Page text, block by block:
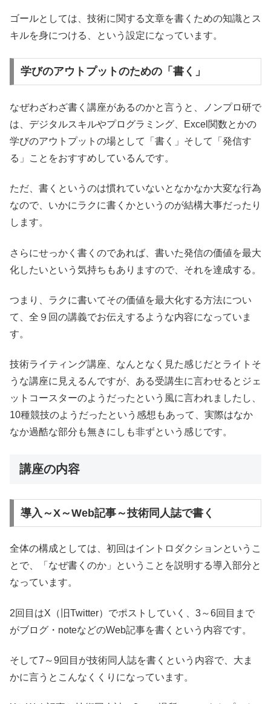
ゴールとしては、技術に関する文章を書くための知識とス
キルを身につける、という設定になっています。
学びのアウトプットのための「書く」
なぜわざわざ書く講座があるのかと言うと、ノンプロ研で
は、デジタルスキルやプログラミング、Excel関数とかの
学びのアウトプットの場として「書く」そして「発信す
る」ことをおすすめしているんです。
ただ、書くというのは慣れていないとなかなか大変な行為
なので、いかにラクに書くかというのが結構大事だったり
します。
さらにせっかく書くのであれば、書いた発信の価値を最大
化したいという気持ちもありますので、それを達成する。
つまり、ラクに書いてその価値を最大化する方法につい
て、全９回の講義でお伝えするような内容になっていま
す。
技術ライティング講座、なんとなく見た感じだとライトそ
うな講座に見えるんですが、ある受講生に言わせるとジェ
ットコースターのようだったという風に言われましたし、
10種競技のようだったという感想もあって、実際はなか
なか過酷な部分も無きにしも非ずという感じです。
講座の内容
導入～X～Web記事～技術同人誌で書く
全体の構成としては、初回はイントロダクションというこ
とで、「なぜ書くのか」ということを説明する導入部分と
なっています。
2回目はX（旧Twitter）でポストしていく、3～6回目まで
がブログ・noteなどのWeb記事を書くという内容です。
そして7～9回目が技術同人誌を書くという内容で、大ま
かに言うとこんなくくりになっています。